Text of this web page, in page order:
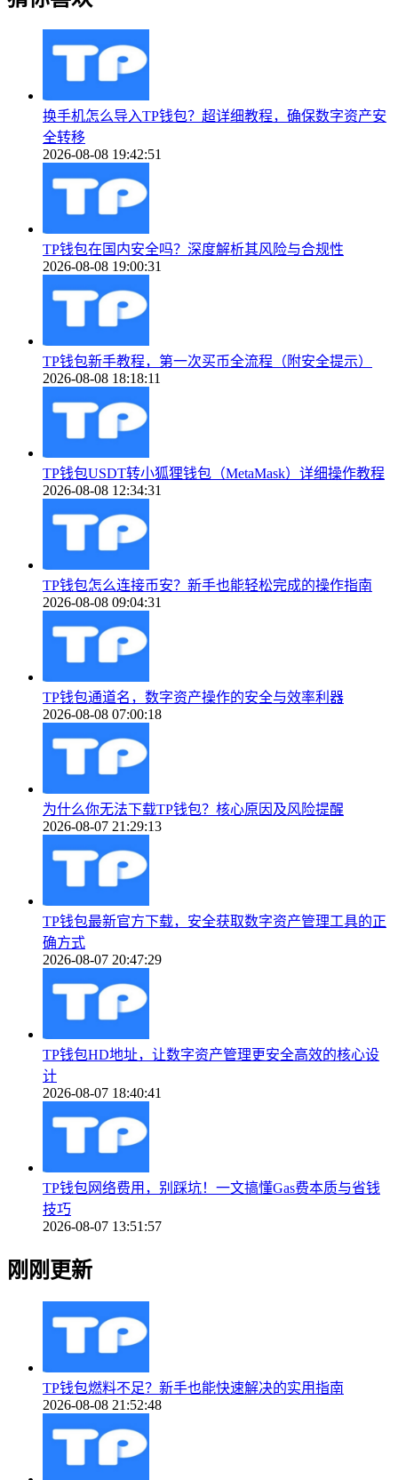
换手机怎么导入TP钱包？超详细教程，确保数字资产安
全转移
2026-08-08 19:42:51
TP钱包在国内安全吗？深度解析其风险与合规性
2026-08-08 19:00:31
TP钱包新手教程，第一次买币全流程（附安全提示）
2026-08-08 18:18:11
TP钱包USDT转小狐狸钱包（MetaMask）详细操作教程
2026-08-08 12:34:31
TP钱包怎么连接币安？新手也能轻松完成的操作指南
2026-08-08 09:04:31
TP钱包通道名，数字资产操作的安全与效率利器
2026-08-08 07:00:18
为什么你无法下载TP钱包？核心原因及风险提醒
2026-08-07 21:29:13
TP钱包最新官方下载，安全获取数字资产管理工具的正
确方式
2026-08-07 20:47:29
TP钱包HD地址，让数字资产管理更安全高效的核心设
计
2026-08-07 18:40:41
TP钱包网络费用，别踩坑！一文搞懂Gas费本质与省钱
技巧
2026-08-07 13:51:57
刚刚更新
TP钱包燃料不足？新手也能快速解决的实用指南
2026-08-08 21:52:48